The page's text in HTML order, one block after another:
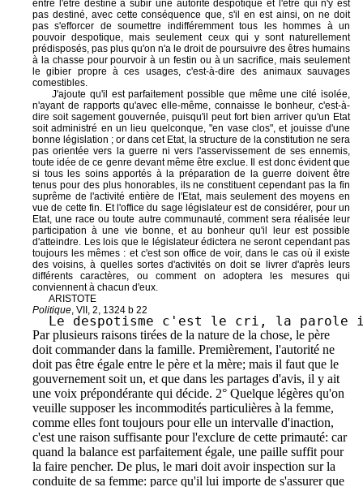
entre l'être destiné à subir une autorité despotique et l'être qui n'y est
pas destiné, avec cette conséquence que, s'il en est ainsi, on ne doit
pas s'efforcer de soumettre indifféremment tous les hommes à un
pouvoir despotique, mais seulement ceux qui y sont naturellement
prédisposés, pas plus qu'on n'a le droit de poursuivre des êtres humains
à la chasse pour pourvoir à un festin ou à un sacrifice, mais seulement
le gibier propre à ces usages, c'est-à-dire des animaux sauvages
comestibles.
J'ajoute qu'il est parfaitement possible que même une cité isolée,
n'ayant de rapports qu'avec elle-même, connaisse le bonheur, c'est-à-
dire soit sagement gouvernée, puisqu'il peut fort bien arriver qu'un Etat
soit administré en un lieu quelconque, "en vase clos", et jouisse d'une
bonne législation ; or dans cet Etat, la structure de la constitution ne sera
pas orientée vers la guerre ni vers l'asservissement de ses ennemis,
toute idée de ce genre devant même être exclue. Il est donc évident que
si tous les soins apportés à la préparation de la guerre doivent être
tenus pour des plus honorables, ils ne constituent cependant pas la fin
suprême de l'activité entière de l'Etat, mais seulement des moyens en
vue de cette fin. Et l'office du sage législateur est de considérer, pour un
Etat, une race ou toute autre communauté, comment sera réalisée leur
participation à une vie bonne, et au bonheur qu'il leur est possible
d'atteindre. Les lois que le législateur édictera ne seront cependant pas
toujours les mêmes : et c'est son office de voir, dans le cas où il existe
des voisins, à quelles sortes d'activités on doit se livrer d'après leurs
différents caractères, ou comment on adoptera les mesures qui
conviennent à chacun d'eux.
ARISTOTE
Politique , VII, 2, 1324 b 22
Le despotisme c'est le cri, la
Par plusieurs raisons tirées de la nature de la chose, le père
doit commander dans la famille. Premièrement, l'autorité ne
doit pas être égale entre le père et la mère; mais il faut que le
gouvernement soit un, et que dans les partages d'avis, il y ait
une voix prépondérante qui décide. 2° Quelque légères qu'on
veuille supposer les incommodités particulières à la femme,
comme elles font toujours pour elle un intervalle d'inaction,
c'est une raison suffisante pour l'exclure de cette primauté: car
quand la balance est parfaitement égale, une paille suffit pour
la faire pencher. De plus, le mari doit avoir inspection sur la
conduite de sa femme: parce qu'il lui importe de s'assurer que